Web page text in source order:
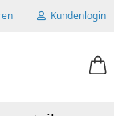
Kundenlogin